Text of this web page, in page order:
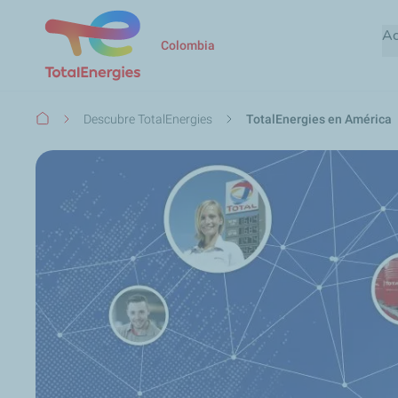
Colombia
Ruta
navegación
Descubre TotalEnergies TotalEnergies en América